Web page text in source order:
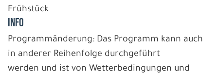
Frühstück
INFO
Programmänderung: Das Programm kann auch
in anderer Reihenfolge durchgeführt
werden und ist von Wetterbedingungen und